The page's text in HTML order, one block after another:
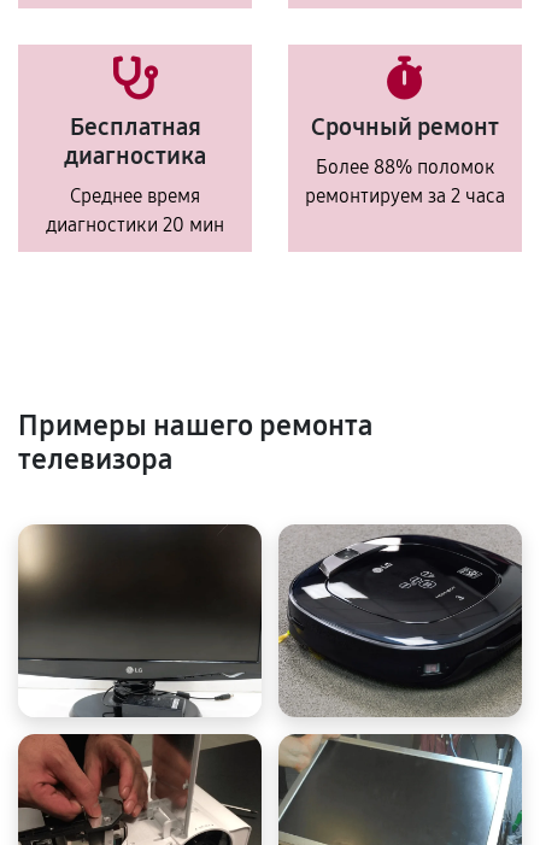
Бесплатная
диагностика
Среднее время
диагностики 20 мин
Срочный ремонт
Более 88% поломок
ремонтируем за 2 часа
Примеры нашего ремонта
телевизора